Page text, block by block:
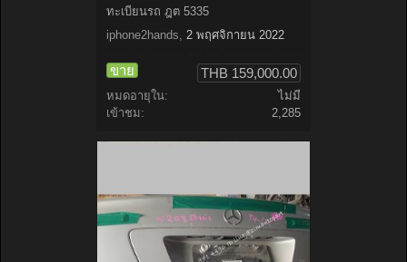
ทะเบียนรถ ฎต 5335
iphone2hands
2 พฤศจิกายน 2022
ขาย THB 159,000.00
หมดอายุใน:
ไม่มี
เข้าชม:
2,285